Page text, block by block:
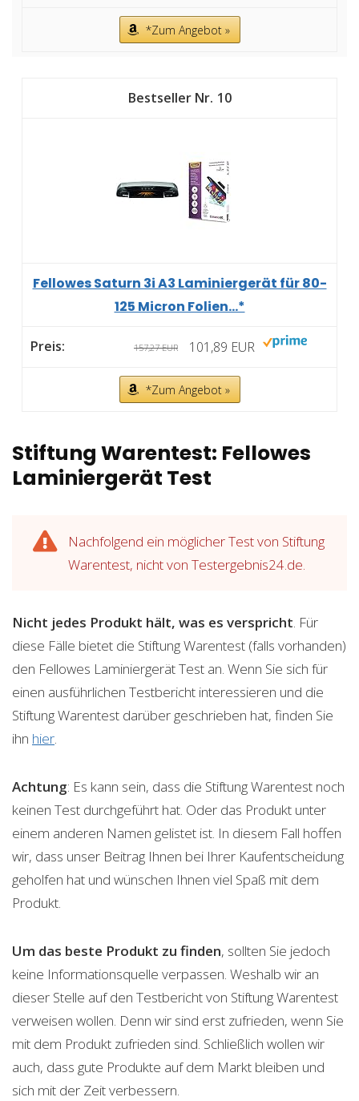
*Zum Angebot »
10
Fellowes Saturn 3i A3 Laminiergerät für 80-
125 Micron Folien...*
157,27 EUR 101,89 EUR
*Zum Angebot »
Stiftung Warentest: Fellowes
Laminiergerät Test
Nachfolgend ein möglicher Test von Stiftung
Warentest, nicht von Testergebnis24.de.
Nicht jedes Produkt hält, was es verspricht. Für
diese Fälle bietet die Stiftung Warentest (falls vorhanden)
den Fellowes Laminiergerät Test an. Wenn Sie sich für
einen ausführlichen Testbericht interessieren und die
Stiftung Warentest darüber geschrieben hat, finden Sie
ihn hier.
Achtung: Es kann sein, dass die Stiftung Warentest noch
keinen Test durchgeführt hat. Oder das Produkt unter
einem anderen Namen gelistet ist. In diesem Fall hoffen
wir, dass unser Beitrag Ihnen bei Ihrer Kaufentscheidung
geholfen hat und wünschen Ihnen viel Spaß mit dem
Produkt.
Um das beste Produkt zu finden, sollten Sie jedoch
keine Informationsquelle verpassen. Weshalb wir an
dieser Stelle auf den Testbericht von Stiftung Warentest
verweisen wollen. Denn wir sind erst zufrieden, wenn Sie
mit dem Produkt zufrieden sind. Schließlich wollen wir
auch, dass gute Produkte auf dem Markt bleiben und
sich mit der Zeit verbessern.